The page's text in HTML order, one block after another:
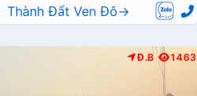
Thành Đất Ven Đô→
Đ.B 1463